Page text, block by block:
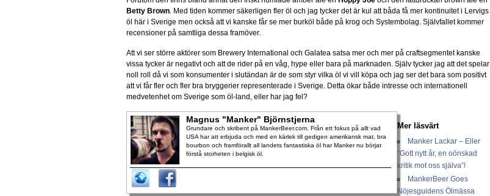
Betty Brown. Med tiden kommer säkerligen fler öl och jag tycker det är kul att båda få mer kontinuitet i Lervigs
öl här i Sverige men också att vi kanske får se mer burköl både på krog och Systembolag. Självfallet kommer
recensioner på samtliga dessa framöver.
Att vi ser större aktörer som Brewery International och Galatea satsa mer och mer på craftsegmentet kanske
vissa tycker är negativt och att de rider på en våg, hype eller bara på marknaden. Själv tycker jag att det spelar
noll roll då vi som konsumenter i slutändan är de som styr vilka öl vi vill köpa och jag ser det bara som positivt
att vi får fler och fler bra bryggerier representerade i Sverige. Detta ökar både intresse och internationell
medvetenhet om Sverige som öl-land, eller har jag fel?
Magnus "Manker" Björnstjerna
Grundare och skribent på MankerBeer.com. Från ett fokus på allt vad
USA har att erbjuda och med en kärlek till gedigen amerikansk mat, bra
bourbon och framförallt all landets fantastiska öl har Manker nu börjat
förstå storheten i belgisk öl.
Mer läsvärt
Manker Lackar – Eller
“Gott nytt år, en oönskad
kritik mot oss själva”!
MankerBeer Goes
Nöjesguidens Ölmässa